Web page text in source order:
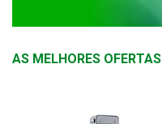
AS MELHORES OFERTAS